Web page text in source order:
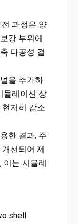
과정은 양
강 부위에
다공성 결
을 추가하
뮬레이션 상
저히 감소
한 결과, 주
선되어 제
이는 시뮬레
shell